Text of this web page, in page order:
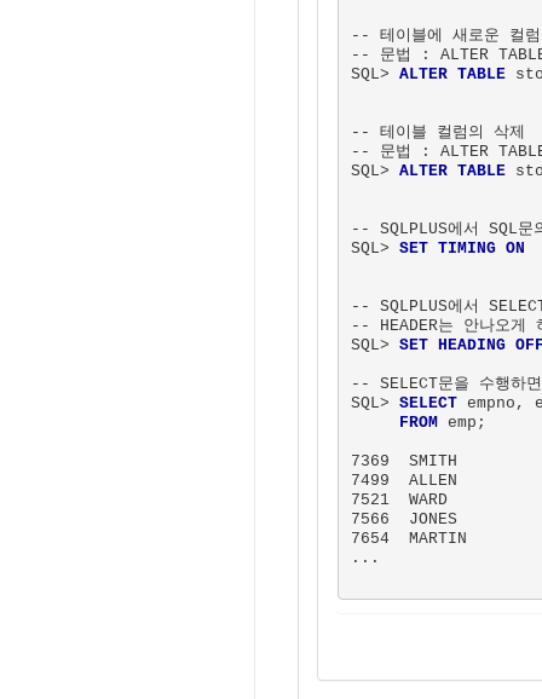
-- 테이블에 새로운 컬
-- 문법 : ALTER
SQL> ALTER TABLE
-- 테이블 컬럼의 삭제
-- 문법 : ALTER
SQL> ALTER TABLE
-- SQLPLUS에서 SQL
SQL> SET TIMING ON
-- SQLPLUS에서
-- HEADER는 안나오게
SQL> SET HEADING
-- SELECT문을 수행하
SQL> SELECT empno,
FROM emp;
7369  SMITH
7499  ALLEN
7521  WARD
7566  JONES
7654  MARTIN
...